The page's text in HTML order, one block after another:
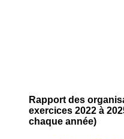
Rapport des
exercices 2022 à
chaque année)